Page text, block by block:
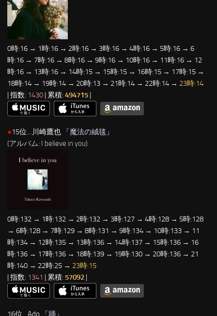
0時:16 → 1時:16 → 2時:16 → 3時:16 → 4時:16 → 5時:16 → 6
時:16 → 7時:16 → 8時:16 → 9時:16 → 10時:16 → 11時:16 → 12
時:16 → 13時:16 → 14時:15 → 15時:15 → 16時:15 → 17時:15 →
18時:14 → 19時:14 → 20時:13 → 21時:14 → 22時:14 → 23時:14
| 指数: 1430 | 累積: 494715 |
●15位…川崎鷹也 「魔法の絨毯 」
(アルバム: I believe in you)
0時:132 → 1時:132 → 2時:132 → 3時:127 → 4時:128 → 5時:128
→ 6時:128 → 7時:129 → 8時:131 → 9時:134 → 10時:133 → 11
時:134 → 12時:135 → 13時:136 → 14時:137 → 15時:136 → 16
時:136 → 17時:136 → 18時:139 → 19時:130 → 20時:136 → 21
時:140 → 22時:25 → 23時:15
| 指数: 1341 | 累積: 57092 |
16位…Ado 「踊 」